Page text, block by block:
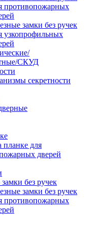
противопожарных
замки без ручек
узкопрофильных
СКУД
секретности
планке для
дверей
без ручек
замки без ручек
противопожарных